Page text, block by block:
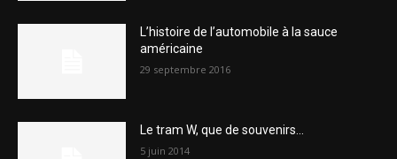
L’histoire de l’automobile à la sauce
américaine
29 septembre 2016
Le tram W, que de souvenirs…
5 juin 2014